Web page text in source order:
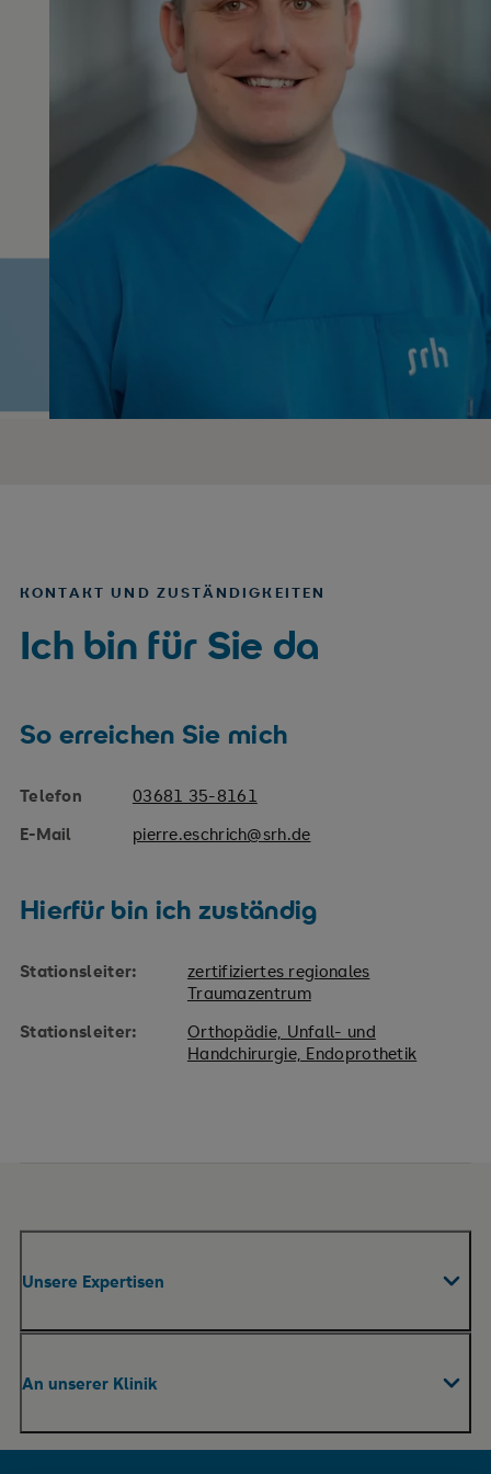
KONTAKT UND ZUSTÄNDIGKEITEN
Ich bin für Sie da
So erreichen Sie mich
Telefon
03681 35-8161
E-Mail
pierre.eschrich@srh.de
Hierfür bin ich zuständig
Stationsleiter:
zertifiziertes regionales
Traumazentrum
Stationsleiter:
Orthopädie, Unfall- und
Handchirurgie, Endoprothetik
Unsere Expertisen
Praxen
Pflege
An unserer Klinik
Ihr Aufenthalt